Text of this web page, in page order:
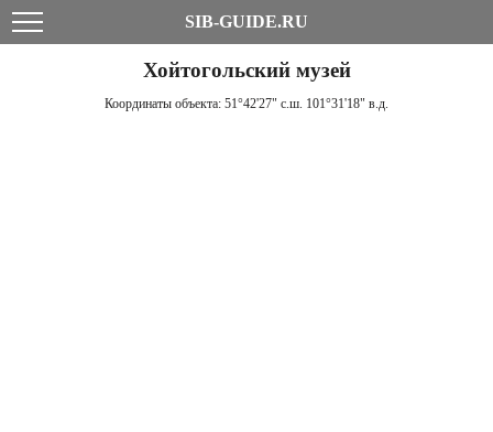
SIB-GUIDE.RU
Хойтогольский музей
Координаты объекта: 51°42'27" с.ш. 101°31'18" в.д.